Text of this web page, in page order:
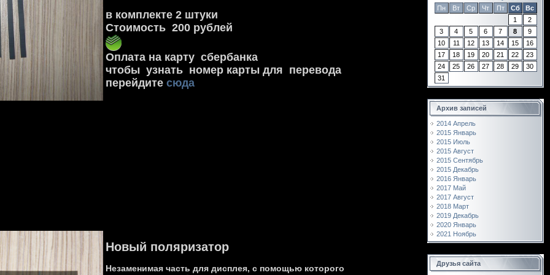
в комплекте 2 штуки
Стоимость 200 рублей
Оплата на карту сбербанка
чтобы узнать номер карты для перевода
перейдите сюда
Новый поляризатор
Незаменимая часть для дисплея, с помощью которого
Пн
Вт Ср Чт Пт Сб
Вс
1
2
3
4 5 6 7 8
9
10
11 12 13 14 15
16
17
18 19 20 21 22
23
24
25 26 27 28 29
30
31
Архив записей
2014 Апрель
2015 Январь
2015 Июль
2015 Август
2015 Сентябрь
2015 Декабрь
2016 Январь
2017 Май
2017 Август
2018 Март
2019 Декабрь
2020 Январь
2021 Ноябрь
Друзья сайта